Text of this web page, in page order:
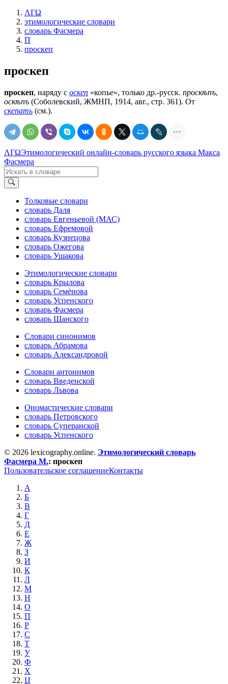
ΛΓΩ
этимологические словари
словарь Фасмера
П
проскеп
проскеп
проскеп, наряду с оскеп «копье», только др.-русск. проскѣпъ,
оскѣпъ (Соболевский, ЖМНП, 1914, авг., стр. 361). От
скепать (см.).
ΛΓΩЭтимологический онлайн-словарь русского языка Макса
Фасмера
Толковые словари
словарь Даля
словарь Евгеньевой (МАС)
словарь Ефремовой
словарь Кузнецова
словарь Ожегова
словарь Ушакова
Этимологические словари
словарь Крылова
словарь Семёнова
словарь Успенского
словарь Фасмера
словарь Шанского
Словари синонимов
словарь Абрамова
словарь Александровой
Словари антонимов
словарь Введенской
словарь Львова
Ономастические словари
словарь Петровского
словарь Суперанской
словарь Успенского
© 2026 lexicography.online. Этимологический словарь
Фасмера М.: проскеп
Пользовательское соглашениеКонтакты
А
Б
В
Г
Д
Е
Ж
З
И
К
Л
М
Н
О
П
Р
С
Т
У
Ф
Х
Ц